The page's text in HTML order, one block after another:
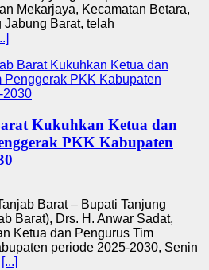
Mekarjaya, Kecamatan Betara,
Jabung Barat, telah
Kukuhkan Ketua dan
PKK Kabupaten
Barat – Bupati Tanjung
Barat), Drs. H. Anwar Sadat,
Ketua dan Pengurus Tim
periode 2025-2030, Senin
[...]